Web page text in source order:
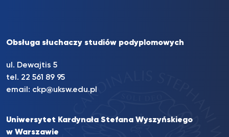
Obsługa słuchaczy studiów podyplomowych
ul. Dewajtis 5
tel. 22 561 89 95
email: ckp@uksw.edu.pl
Uniwersytet Kardynała Stefana Wyszyńskiego
w Warszawie